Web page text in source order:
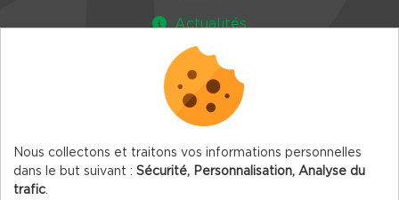
Actualités
Agenda
Newsletter
Nous collectons et traitons vos informations personnelles
dans le but suivant : Sécurité, Personnalisation, Analyse du
trafic.